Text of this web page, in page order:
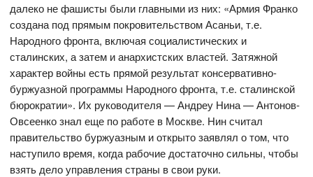
далеко не фашисты были главными из них: «Армия Франко
создана под прямым покровительством Асаньи, т.е.
Народного фронта, включая социалистических и
сталинских, а затем и анархистских властей. Затяжной
характер войны есть прямой результат консервативно-
буржуазной программы Народного фронта, т.е. сталинской
бюрократии». Их руководителя — Андреу Нина — Антонов-
Овсеенко знал еще по работе в Москве. Нин считал
правительство буржуазным и открыто заявлял о том, что
наступило время, когда рабочие достаточно сильны, чтобы
взять дело управления страны в свои руки.